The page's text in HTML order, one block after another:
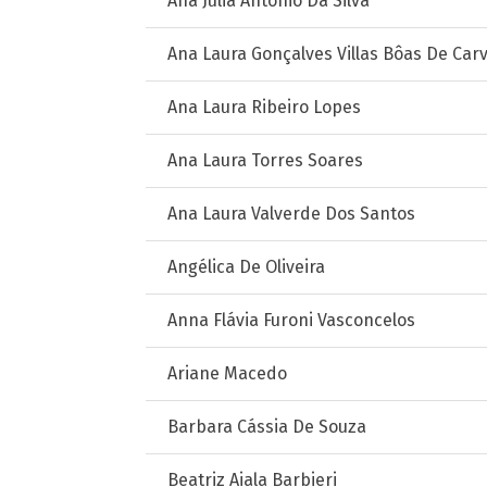
Ana Laura Gonçalves Villas Bôas De
Ana Laura Ribeiro Lopes
Ana Laura Torres Soares
Ana Laura Valverde Dos Santos
Angélica De Oliveira
Anna Flávia Furoni Vasconcelos
Ariane Macedo
Barbara Cássia De Souza
Beatriz Aiala Barbieri